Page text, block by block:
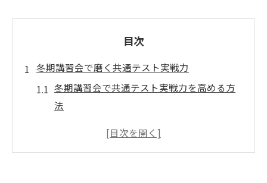
目次
冬期講習会で磨く共通テスト実戦力
冬期講習会で共通テスト実戦力を高める方
法
最新傾向を反映した冬期講習会の活用術